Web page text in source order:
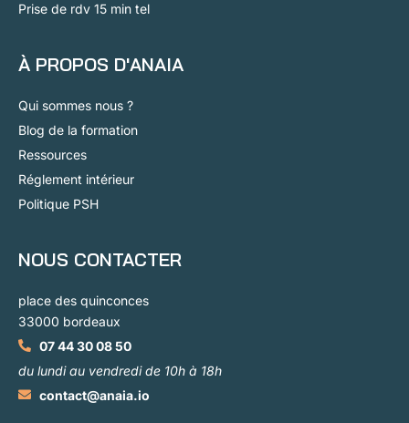
Prise de rdv 15 min tel
À PROPOS D'ANAIA
Qui sommes nous ?
Blog de la formation
Ressources
Réglement intérieur
Politique PSH
NOUS CONTACTER
place des quinconces
33000 bordeaux
07 44 30 08 50
du lundi au vendredi de 10h à 18h
contact@anaia.io